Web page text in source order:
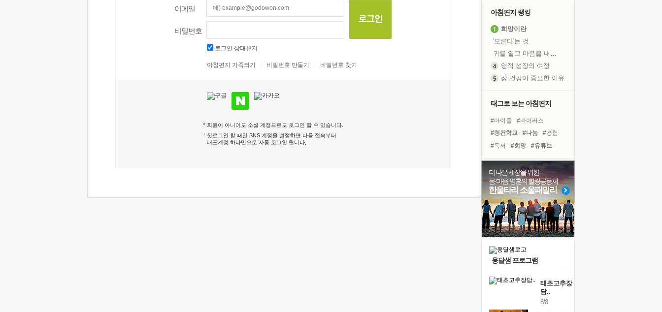
이메일
비밀번호
로그인 상태유지
아침편지 가족되기 비밀번호 만들기 비밀번호 찾기
회원이 아니어도 소셜 계정으로도 로그인 할 수 있습니다.
첫로그인 할 때만 SNS 계정을 설정하면 다음 접속부터
대표계정 하나만으로 자동 로그인 됩니다
아침편지 랭킹
희망이란
'모른다'는 것
귀를 열고 마음을 내어주고
영적 성장의 여정
장 건강이 중요한 이유
흙이 된 몸으로 출근하는 여자
꿈이 실제가 되는 것
'말 타는 법'을 먼저
졸업식 사진을 보며
극심한 변비, 어깨결림, 수면 장애
아픈 아버지를 위한 공간 설계
보고 싶은 어머니
유년 시절의 부산 영도 바다
못된 꼰대들
슬럼프
태그로 보는 아침편지
#아이들
#바이러스
#링컨학교
#나눔
#경험
#독서
#희망
#유튜브
#힐링
#다짐
#도움
#명상
#독서캠프
#비전캠프
#리더
#사람
#건강
#삶
#면역력
#계획
#선택
더 나은 세상을 위한
몸·마음·영혼의 힐링공동체
한울타리 소울패밀리
옹달샘 프로그램
태초고추장
담..
8/8